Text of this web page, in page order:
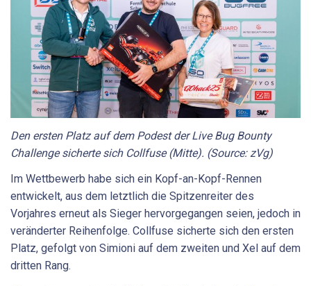
Den ersten Platz auf dem Podest der Live Bug Bounty
Challenge sicherte sich Collfuse (Mitte). (Source: zVg)
Im Wettbewerb habe sich ein Kopf-an-Kopf-Rennen
entwickelt, aus dem letztlich die Spitzenreiter des
Vorjahres erneut als Sieger hervorgegangen seien, jedoch in
veränderter Reihenfolge. Collfuse sicherte sich den ersten
Platz, gefolgt von Simioni auf dem zweiten und Xel auf dem
dritten Rang.